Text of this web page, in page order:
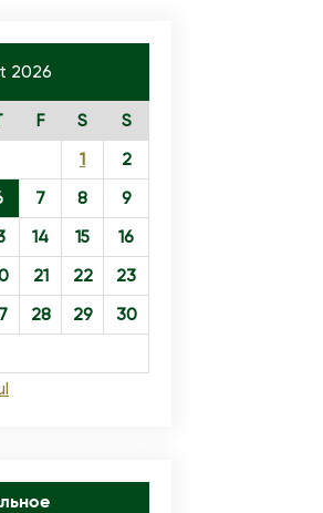
2026
F S
S
1
2
7 8
9
14 15
16
21 22
23
28 29
30